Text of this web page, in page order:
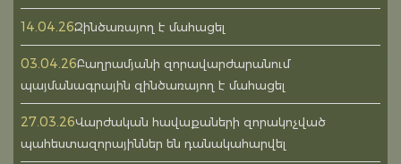
14.04.26Զինծառայող է մահացել
03.04.26Բաղրամյանի զորավարժարանում
պայմանագրային զինծառայող է մահացել
27.03.26Վարժական հավաքաների զորակոչված
պահեստազորայիններ են դանակահարվել